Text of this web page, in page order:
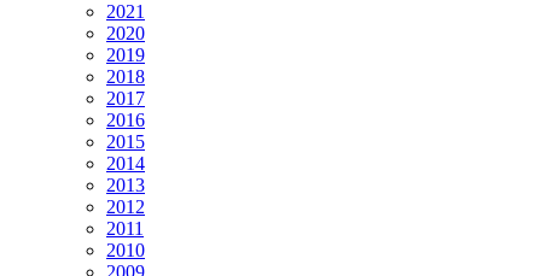
2021
2020
2019
2018
2017
2016
2015
2014
2013
2012
2011
2010
2009